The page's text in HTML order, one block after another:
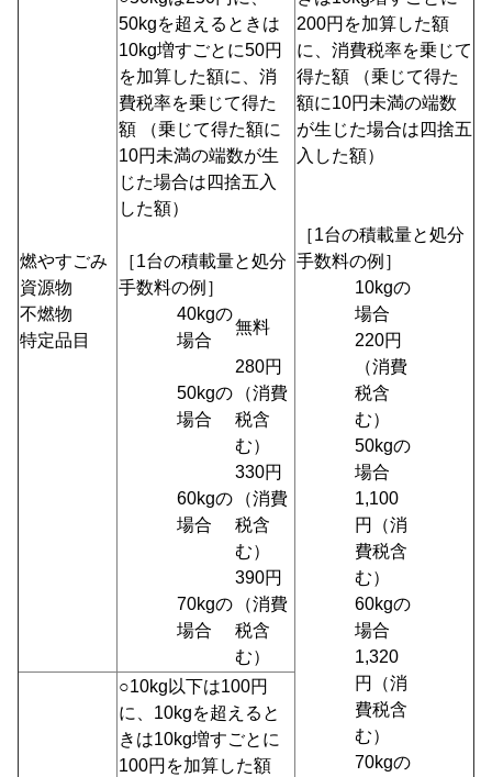
燃やすごみ
資源物
不燃物
特定品目
50kgを超えるときは
10kg増すごとに50円
を加算した額に、消
費税率を乗じて得た
額 （乗じて得た額に
10円未満の端数が生
じた場合は四捨五入
した額）
［1台の積載量と処分
手数料の例］
40kgの
場合
無料
50kgの
場合
280円
（消費
税含
む）
60kgの
場合
330円
（消費
税含
む）
70kgの
場合
390円
（消費
税含
む）
200円を加算した額
に、消費税率を乗じて
得た額 （乗じて得た
額に10円未満の端数
が生じた場合は四捨五
入した額）
［1台の積載量と処分
手数料の例］
10kgの
場合
220円
（消費
税含
む）
50kgの
場合
1,100
円（消
費税含
む）
60kgの
場合
1,320
円（消
費税含
む）
70kgの
○10kg以下は100円
に、10kgを超えると
きは10kg増すごとに
100円を加算した額